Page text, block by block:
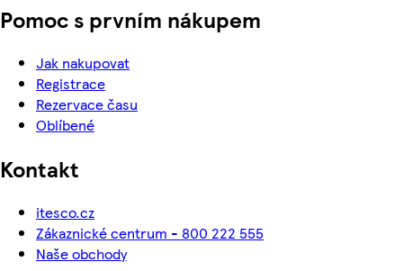
Pomoc s prvním nákupem
Jak nakupovat
Registrace
Rezervace času
Oblíbené
Kontakt
itesco.cz
Zákaznické centrum - 800 222 555
Naše obchody